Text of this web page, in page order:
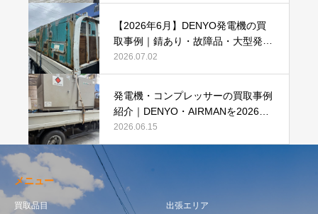
【2026年6月】DENYO発電機の買
取事例｜錆あり・故障品・大型発電
機も買取しました
2026.07.02
発電機・コンプレッサーの買取事例
紹介｜DENYO・AIRMANを2026年6
月も買取強化中
2026.06.15
メニュー
買取品目 出張エリア